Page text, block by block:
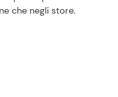
che negli store.